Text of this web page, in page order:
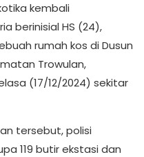
kembali
berinisial HS (24),
rumah kos di Dusun
Trowulan,
(17/12/2024) sekitar
tersebut, polisi
119 butir ekstasi dan